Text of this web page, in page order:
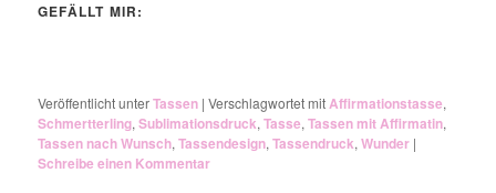
GEFÄLLT MIR:
Veröffentlicht unterTassen |Verschlagwortet mit Affirmationstasse,
Schmertterling,Sublimationsdruck,Tasse,Tassen mit Affirmatin,
Tassen nach Wunsch,Tassendesign,Tassendruck,Wunder |
Schreibe einen Kommentar